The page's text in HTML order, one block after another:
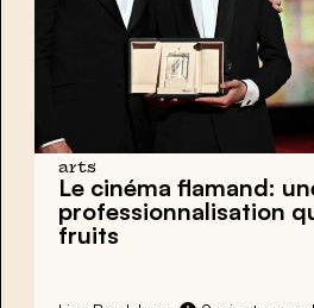
arts
Le cinéma flamand:
professionnalisation
fruits